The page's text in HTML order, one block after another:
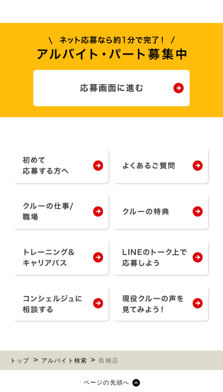
トップ アルバイト検索 島橋店
ページの先頭へ